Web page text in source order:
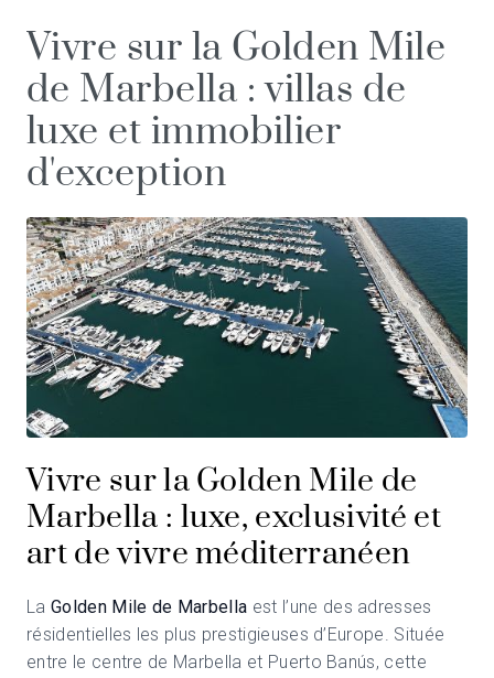
Vivre sur la Golden Mile
de Marbella : villas de
luxe et immobilier
d'exception
Vivre sur la Golden Mile de
Marbella : luxe, exclusivité et
art de vivre méditerranéen
La Golden Mile de Marbella est l’une des adresses
résidentielles les plus prestigieuses d’Europe. Située
entre le centre de Marbella et Puerto Banús, cette